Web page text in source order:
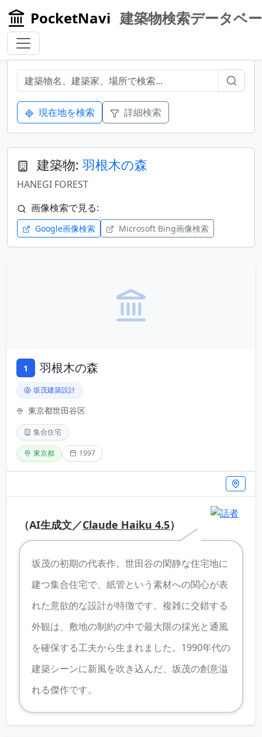
PocketNavi 建築物検索データベ
現在地を検索 詳細検索
建築物: 羽根木の森
HANEGI FOREST
画像検索で見る:
Google画像検索 Microsoft Bing画像検索
1 羽根木の森
坂茂建築設計
東京都世田谷区
集合住宅
東京都 1997
（AI生成文／Claude Haiku 4.5）
坂茂の初期の代表作。世田谷の閑静な住宅地に
建つ集合住宅で、紙管という素材への関心が表
れた意欲的な設計が特徴です。複雑に交錯する
外観は、敷地の制約の中で最大限の採光と通風
を確保する工夫から生まれました。1990年代の
建築シーンに新風を吹き込んだ、坂茂の創意溢
れる傑作です。